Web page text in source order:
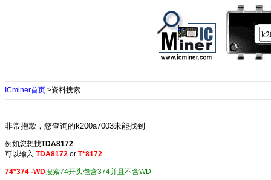
ICminer首页 >资料搜索
非常抱歉，您查询的k200a7003未能找到
例如您想找TDA8172
可以输入 TDA8172 or T*8172
74*374 -WD搜索74开头包含374并且不含WD